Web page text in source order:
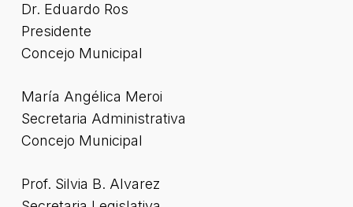
Dr. Eduardo Ros
Presidente
Concejo Municipal
María Angélica Meroi
Secretaria Administrativa
Concejo Municipal
Prof. Silvia B. Alvarez